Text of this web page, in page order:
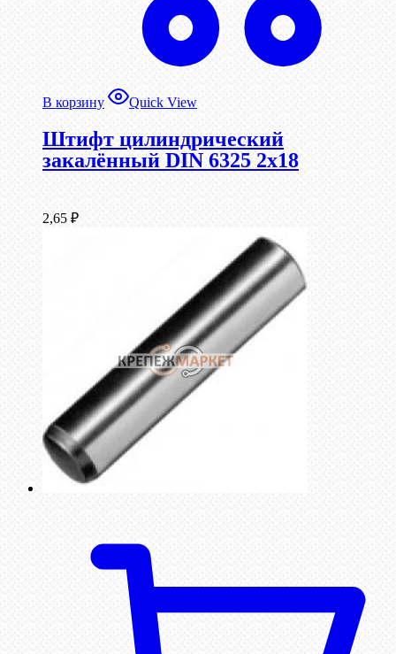
В корзину Quick View
Штифт цилиндрический
закалённый DIN 6325 2х18
2,65 ₽